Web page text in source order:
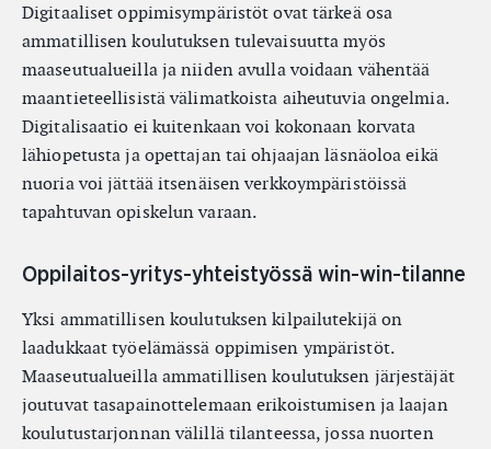
Digitaaliset oppimisympäristöt ovat tärkeä osa
ammatillisen koulutuksen tulevaisuutta myös
maaseutualueilla ja niiden avulla voidaan vähentää
maantieteellisistä välimatkoista aiheutuvia ongelmia.
Digitalisaatio ei kuitenkaan voi kokonaan korvata
lähiopetusta ja opettajan tai ohjaajan läsnäoloa eikä
nuoria voi jättää itsenäisen verkkoympäristöissä
tapahtuvan opiskelun varaan.
Oppilaitos-yritys-yhteistyössä win-win-tilanne
Yksi ammatillisen koulutuksen kilpailutekijä on
laadukkaat työelämässä oppimisen ympäristöt.
Maaseutualueilla ammatillisen koulutuksen järjestäjät
joutuvat tasapainottelemaan erikoistumisen ja laajan
koulutustarjonnan välillä tilanteessa, jossa nuorten